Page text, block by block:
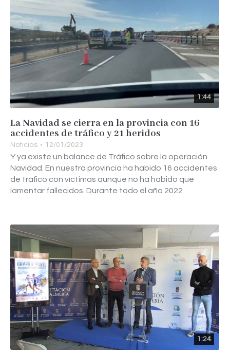
1:44
La Navidad se cierra en la provincia con 16
accidentes de tráfico y 21 heridos
Noticias 12/01/2023
Y ya existe un balance de Tráfico sobre la operación
Navidad. En nuestra provincia ha habido 16 accidentes
de tráfico con víctimas aunque no ha habido que
lamentar fallecidos. Durante todo el año 2022
1:24